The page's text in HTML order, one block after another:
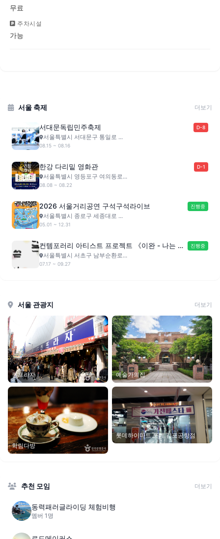
무료
주차시설
가능
서울 축제 더보기
서대문독립민주축제 D-8
서울특별시 서대문구 통일로 ...
08.15 ~ 08.16
한강 다리밑 영화관 D-1
서울특별시 영등포구 여의동로...
08.08 ~ 08.22
2026 서울거리공연 구석구석라이브 진행중
서울특별시 종로구 세종대로 ...
05.01 ~ 12.31
컨템포러리 아티스트 프로젝트 《이완 - 나는 쓴
다》
진행중
서울특별시 서초구 남부순환로...
07.17 ~ 09.27
서울 관광지 더보기
퀸프라자 예술가의집
학림다방
롯데하이마트 롯데 김포공항점
추천 모임 더보기
동력패러글라이딩 체험비행
멤버 1명